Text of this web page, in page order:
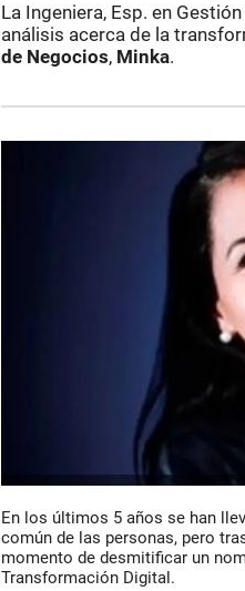
La Ingeniera, Esp. en
análisis acerca de la
de Negocios, Minka.
En los últimos 5 años se han
común de las personas, pero
momento de desmitificar un
Transformación Digital.